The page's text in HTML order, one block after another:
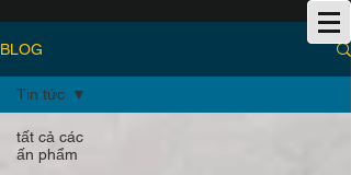
BLOG
tất cả các
ấn phẩm
Tin tức